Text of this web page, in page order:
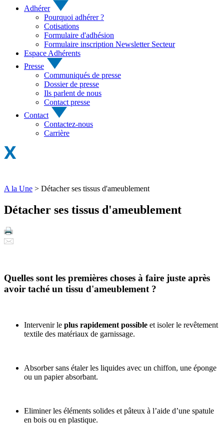
Adhérer
Pourquoi adhérer ?
Cotisations
Formulaire d'adhésion
Formulaire inscription Newsletter Secteur
Espace Adhérents
Presse
Communiqués de presse
Dossier de presse
Ils parlent de nous
Contact presse
Contact
Contactez-nous
Carrière
A la Une > Détacher ses tissus d'ameublement
Détacher ses tissus d'ameublement
Quelles sont les premières choses à faire juste après
avoir taché un tissu d'ameublement ?
Intervenir le plus rapidement possible et isoler le revêtement
textile des matériaux de garnissage.
Absorber sans étaler les liquides avec un chiffon, une éponge
ou un papier absorbant.
Eliminer les éléments solides et pâteux à l’aide d’une spatule
en bois ou en plastique.